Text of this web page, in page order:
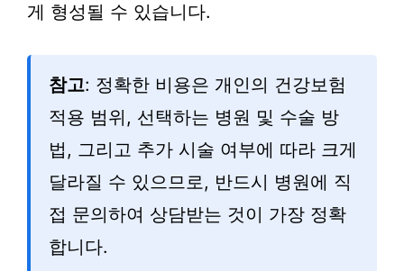
게 형성될 수 있습니다.
참고: 정확한 비용은 개인의 건강보험
적용 범위, 선택하는 병원 및 수술 방
법, 그리고 추가 시술 여부에 따라 크게
달라질 수 있으므로, 반드시 병원에 직
접 문의하여 상담받는 것이 가장 정확
합니다.